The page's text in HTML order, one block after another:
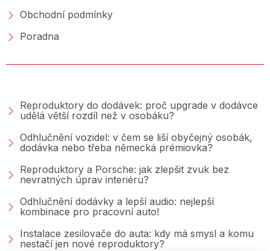
Obchodní podmínky
Poradna
Reproduktory do dodávek: proč upgrade v dodávce
udělá větší rozdíl než v osobáku?
Odhlučnění vozidel: v čem se liší obyčejný osobák,
dodávka nebo třeba německá prémiovka?
Reproduktory a Porsche: jak zlepšit zvuk bez
nevratných úprav interiéru?
Odhlučnění dodávky a lepší audio: nejlepší
kombinace pro pracovní auto!
Instalace zesilovače do auta: kdy má smysl a komu
nestačí jen nové reproduktory?